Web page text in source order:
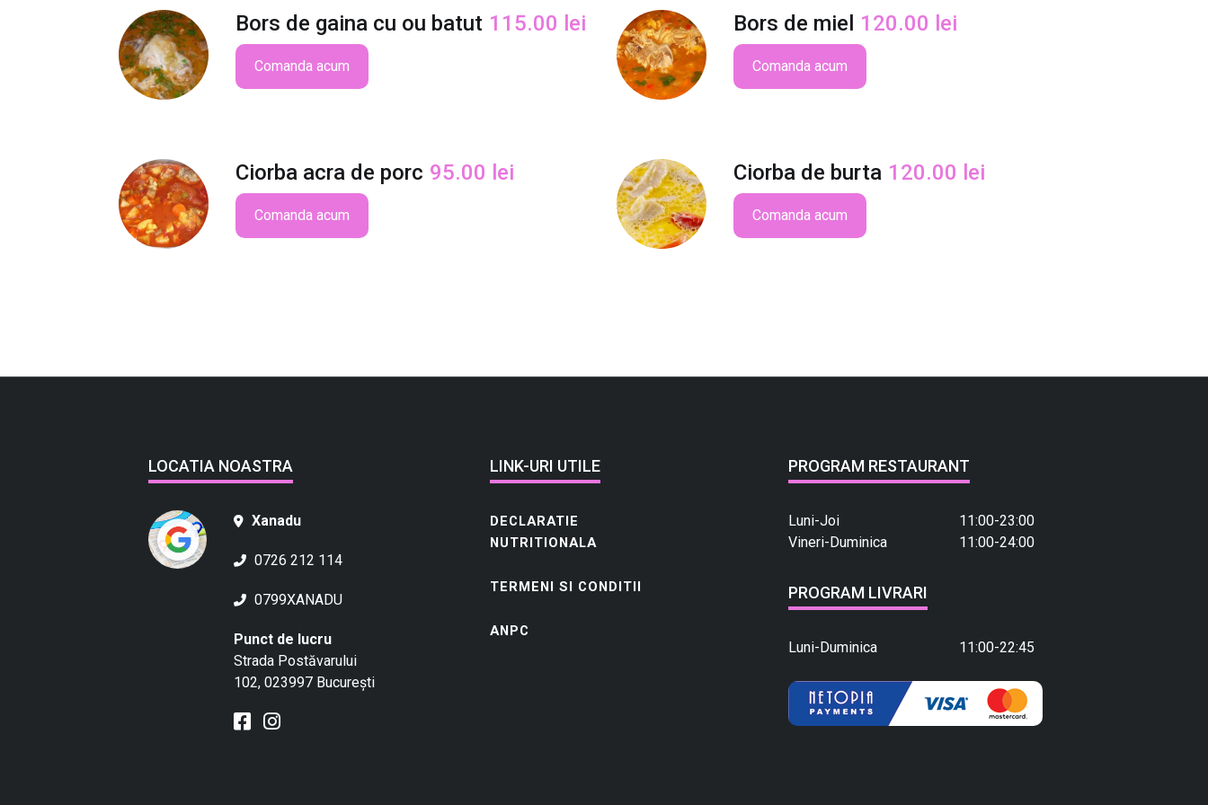
Bors de gaina cu ou batut 115.00 lei
Comanda acum
Bors de miel 120.00 lei
Comanda acum
Ciorba acra de porc 95.00 lei
Comanda acum
Ciorba de burta 120.00 lei
Comanda acum
LOCATIA NOASTRA
Xanadu
0726 212 114
0799XANADU
Punct de lucru
Strada Postăvarului
102, 023997 București
LINK-URI UTILE
DECLARATIE
NUTRITIONALA
TERMENI SI CONDITII
ANPC
PROGRAM RESTAURANT
Luni-Joi
11:00-23:00
Vineri-Duminica
11:00-24:00
PROGRAM LIVRARI
Luni-Duminica 11:00-22:45